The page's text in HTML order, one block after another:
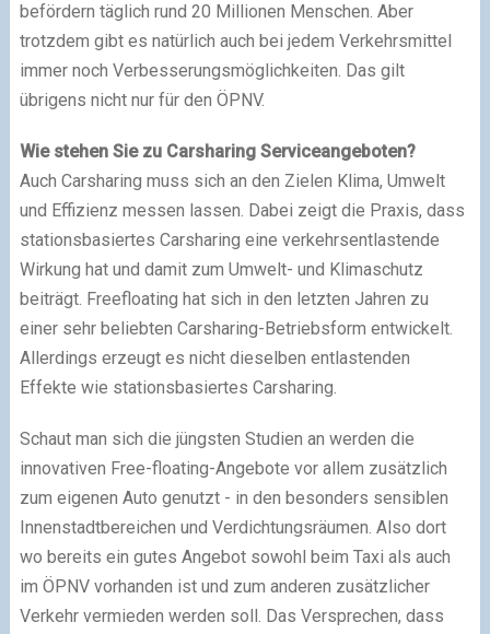
befördern täglich rund 20 Millionen Menschen. Aber
trotzdem gibt es natürlich auch bei jedem Verkehrsmittel
immer noch Verbesserungsmöglichkeiten. Das gilt
übrigens nicht nur für den ÖPNV.
Wie stehen Sie zu Carsharing Serviceangeboten?
Auch Carsharing muss sich an den Zielen Klima, Umwelt
und Effizienz messen lassen. Dabei zeigt die Praxis, dass
stationsbasiertes Carsharing eine verkehrsentlastende
Wirkung hat und damit zum Umwelt- und Klimaschutz
beiträgt. Freefloating hat sich in den letzten Jahren zu
einer sehr beliebten Carsharing-Betriebsform entwickelt.
Allerdings erzeugt es nicht dieselben entlastenden
Effekte wie stationsbasiertes Carsharing.
Schaut man sich die jüngsten Studien an werden die
innovativen Free-floating-Angebote vor allem zusätzlich
zum eigenen Auto genutzt - in den besonders sensiblen
Innenstadtbereichen und Verdichtungsräumen. Also dort
wo bereits ein gutes Angebot sowohl beim Taxi als auch
im ÖPNV vorhanden ist und zum anderen zusätzlicher
Verkehr vermieden werden soll. Das Versprechen, dass